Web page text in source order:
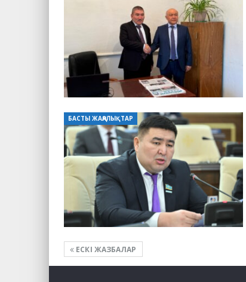
БАСТЫ ЖАҢАЛЫҚТАР
ЕСКІ ЖАЗБАЛАР